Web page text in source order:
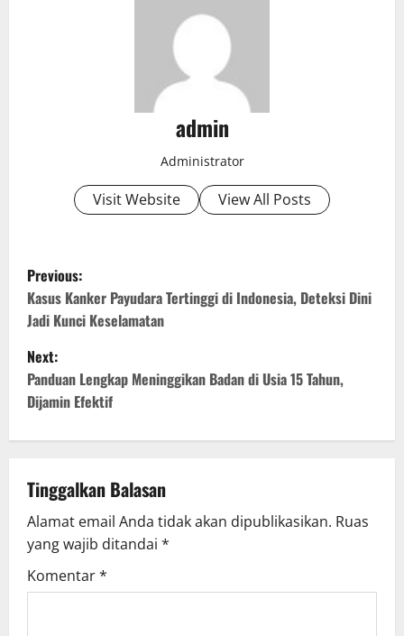
admin
Administrator
Visit Website View All Posts
P
o
s
t
n
v
i
g
Previous:
Kasus Kanker Payudara Tertinggi di Indonesia, Deteksi Dini
Jadi Kunci Keselamatan
Next:
Panduan Lengkap Meninggikan Badan di Usia 15 Tahun,
Dijamin Efektif
Tinggalkan Balasan
Alamat email Anda tidak akan dipublikasikan. Ruas
yang wajib ditandai *
Komentar*